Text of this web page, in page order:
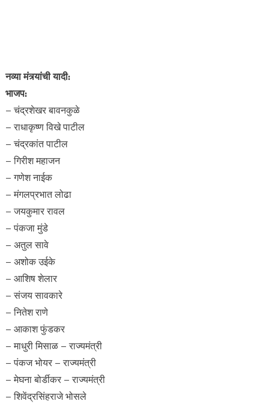
नव्या मंत्र्यांची यादी:
भाजप:
– चंद्रशेखर बावनकुळे
– राधाकृष्ण विखे पाटील
– चंद्रकांत पाटील
– गिरीश महाजन
– गणेश नाईक
– मंगलप्रभात लोढा
– जयकुमार रावल
– पंकजा मुंडे
– अतुल सावे
– अशोक उईके
– आशिष शेलार
– संजय सावकारे
– नितेश राणे
– आकाश फुंडकर
– माधुरी मिसाळ – राज्यमंत्री
– पंकज भोयर – राज्यमंत्री
– मेघना बोर्डीकर – राज्यमंत्री
– शिवेंद्रसिंहराजे भोसले